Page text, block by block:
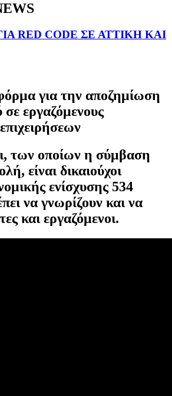
RED CODE ΣΕ ΑΤΤΙΚΗ ΚΑΙ
για την αποζημίωση
σε εργαζόμενους
των οποίων η σύμβαση
είναι δικαιούχοι
ενίσχυσης 534
να γνωρίζουν και να
και εργαζόμενοι.